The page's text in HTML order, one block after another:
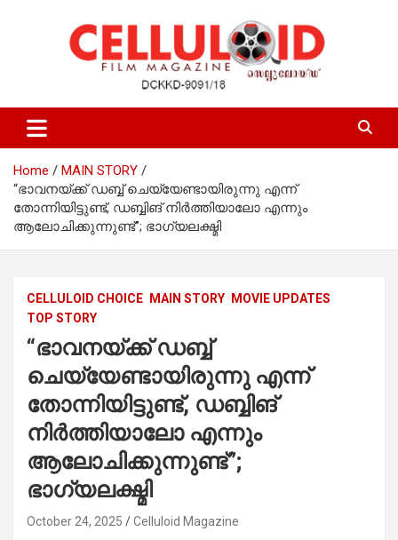
celluloid
Home
MAIN STORY
“ഭാവനയ്ക്ക് ഡബ്ബ് ചെയ്യേണ്ടായിരുന്നു എന്ന്
തോന്നിയിട്ടുണ്ട്, ഡബ്ബിങ് നിർത്തിയാലോ എന്നും
ആലോചിക്കുന്നുണ്ട്”; ഭാഗ്യലക്ഷ്മി
CELLULOID CHOICE MAIN STORY
MOVIE UPDATES
TOP STORY
“ഭാവനയ്ക്ക് ഡബ്ബ്
ചെയ്യേണ്ടായിരുന്നു എന്ന്
തോന്നിയിട്ടുണ്ട്, ഡബ്ബിങ്
നിർത്തിയാലോ എന്നും
ആലോചിക്കുന്നുണ്ട്”;
ഭാഗ്യലക്ഷ്മി
October 24, 2025 Celluloid Magazine